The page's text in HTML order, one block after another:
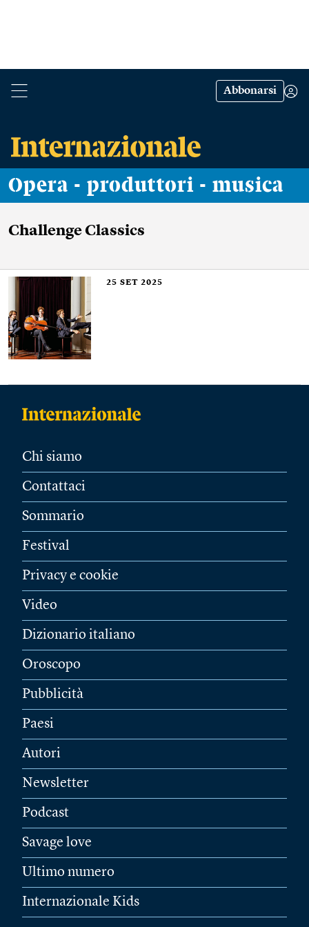
Abbonarsi
Opera - produttori - musica
Challenge Classics
25 SET 2025
Chi siamo
Contattaci
Sommario
Festival
Privacy e cookie
Video
Dizionario italiano
Oroscopo
Pubblicità
Paesi
Autori
Newsletter
Podcast
Savage love
Ultimo numero
Internazionale Kids